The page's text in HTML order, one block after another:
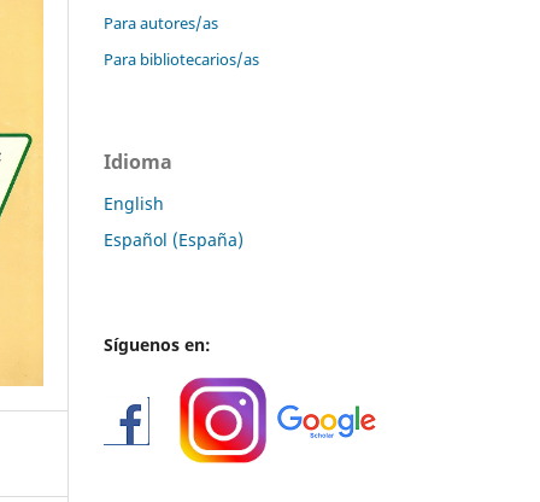
Para autores/as
Para bibliotecarios/as
Idioma
English
Español (España)
Síguenos en: